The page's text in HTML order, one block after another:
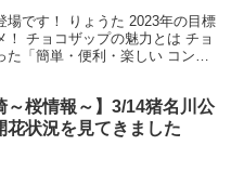
場です！ りょうた 2023年の目標
チョコザップの魅力とは チョ
「簡単・便利・楽しい コンビ
～桜情報～】3/14猪名川公
花状況を見てきました